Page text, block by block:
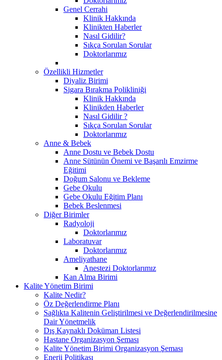
Genel Cerrahi
Klinik Hakkında
Klinikten Haberler
Nasıl Gidilir?
Sıkça Sorulan Sorular
Doktorlarımız
Özellikli Hizmetler
Diyaliz Birimi
Sigara Bırakma Polikliniği
Klinik Hakkında
Klinikden Haberler
Nasıl Gidilir ?
Sıkça Sorulan Sorular
Doktorlarımız
Anne & Bebek
Anne Dostu ve Bebek Dostu
Anne Sütünün Önemi ve Başarılı Emzirme
Eğitimi
Doğum Salonu ve Bekleme
Gebe Okulu
Gebe Okulu Eğitim Planı
Bebek Beslenmesi
Diğer Birimler
Radyoloji
Doktorlarımız
Laboratuvar
Doktorlarımız
Ameliyathane
Anestezi Doktorlarımız
Kan Alma Birimi
Kalite Yönetim Birimi
Kalite Nedir?
Öz Değerlendirme Planı
Sağlıkta Kalitenin Geliştirilmesi ve Değerlendirilmesine
Dair Yönetmelik
Dış Kaynaklı Doküman Listesi
Hastane Organizasyon Şeması
Kalite Yönetim Birimi Organizasyon Şeması
Enerji Politikası